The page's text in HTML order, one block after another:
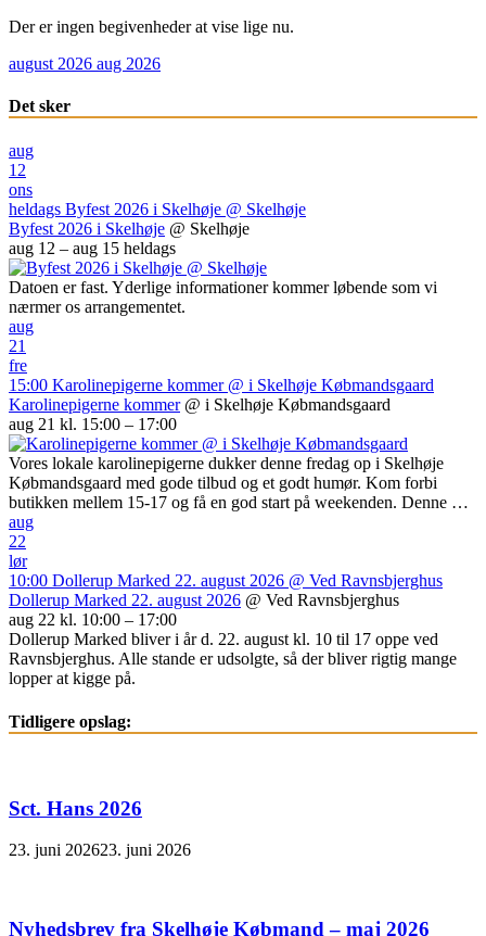
Der er ingen begivenheder at vise lige nu.
august 2026 aug 2026
Det sker
aug
12
ons
heldags Byfest 2026 i Skelhøje @ Skelhøje
Byfest 2026 i Skelhøje @ Skelhøje
aug 12 – aug 15 heldags
Datoen er fast. Yderlige informationer kommer løbende som vi
nærmer os arrangementet.
aug
21
fre
15:00 Karolinepigerne kommer @ i Skelhøje Købmandsgaard
Karolinepigerne kommer @ i Skelhøje Købmandsgaard
aug 21 kl. 15:00 – 17:00
Vores lokale karolinepigerne dukker denne fredag op i Skelhøje
Købmandsgaard med gode tilbud og et godt humør. Kom forbi
butikken mellem 15-17 og få en god start på weekenden. Denne …
aug
22
lør
10:00 Dollerup Marked 22. august 2026 @ Ved Ravnsbjerghus
Dollerup Marked 22. august 2026 @ Ved Ravnsbjerghus
aug 22 kl. 10:00 – 17:00
Dollerup Marked bliver i år d. 22. august kl. 10 til 17 oppe ved
Ravnsbjerghus. Alle stande er udsolgte, så der bliver rigtig mange
lopper at kigge på.
Tidligere opslag:
Sct. Hans 2026
23. juni 202623. juni 2026
Nyhedsbrev fra Skelhøje Købmand – maj 2026